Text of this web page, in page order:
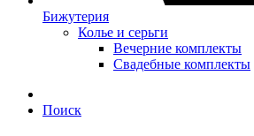
Бижутерия
Колье и серьги
Вечерние комплекты
Свадебные комплекты
Поиск